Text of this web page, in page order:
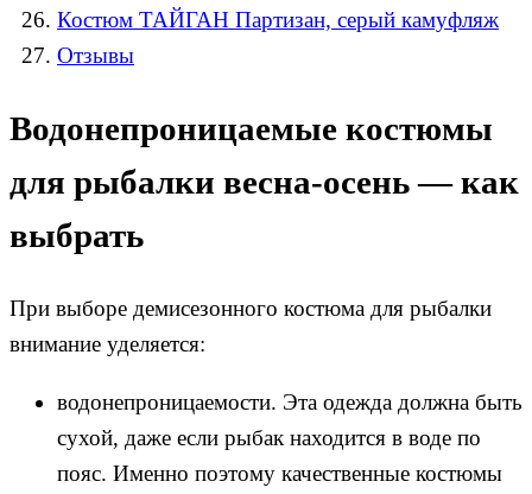
Костюм ТАЙГАН Партизан, серый камуфляж
Отзывы
Водонепроницаемые костюмы
для рыбалки весна-осень — как
выбрать
При выборе демисезонного костюма для рыбалки
внимание уделяется:
водонепроницаемости. Эта одежда должна быть
сухой, даже если рыбак находится в воде по
пояс. Именно поэтому качественные костюмы